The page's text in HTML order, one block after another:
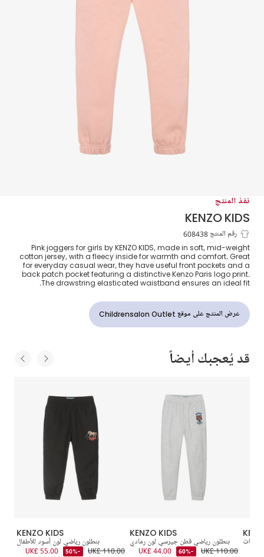
نفذ المنتج
KENZO KIDS
بنطلون رياضي برباط قطن لون زهري للبنات
رقم المنتج 608438
Pink joggers for girls by KENZO KIDS, made in soft, mid-weight
cotton jersey, with a fleecy inside for warmth and comfort. Great
for everyday casual wear, they have useful front pockets and a
back patch pocket featuring a distinctive Kenzo Paris logo print.
The drawstring elasticated waistband ensures an ideal fit.
عرض المنتج على موقع Childrensalon Outlet
قد يُعجبك أيضاً
KENZO KIDS
بنطلون رياضي لون أسود للأطفال
UK£ 110.00
-50%
UK£ 55.00
KENZO KIDS
بنطلون رياضي قطن جيرسي لون رمادي
UK£ 110.00
-60%
UK£ 44.00